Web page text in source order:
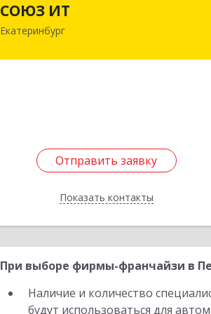
СОЮЗ ИТ
Екатеринбург
Отправить заявку
Показать контакты
Отправить заявку
Назад
При выборе фирмы-франчайзи в
Наличие и количество
будут использоваться для